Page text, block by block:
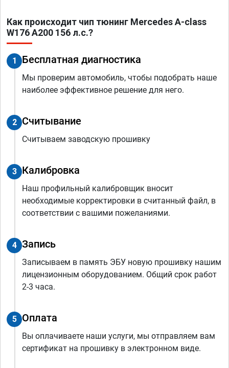
Как происходит чип тюнинг Mercedes A-class
W176 A200 156 л.с.?
1 Бесплатная диагностика
Мы проверим автомобиль, чтобы подобрать наше
наиболее эффективное решение для него.
2 Считывание
Считываем заводскую прошивку
3 Калибровка
Наш профильный калибровщик вносит
необходимые корректировки в считанный файл, в
соответствии с вашими пожеланиями.
4 Запись
Записываем в память ЭБУ новую прошивку нашим
лицензионным оборудованием. Общий срок работ
2-3 часа.
5 Оплата
Вы оплачиваете наши услуги, мы отправляем вам
сертификат на прошивку в электронном виде.